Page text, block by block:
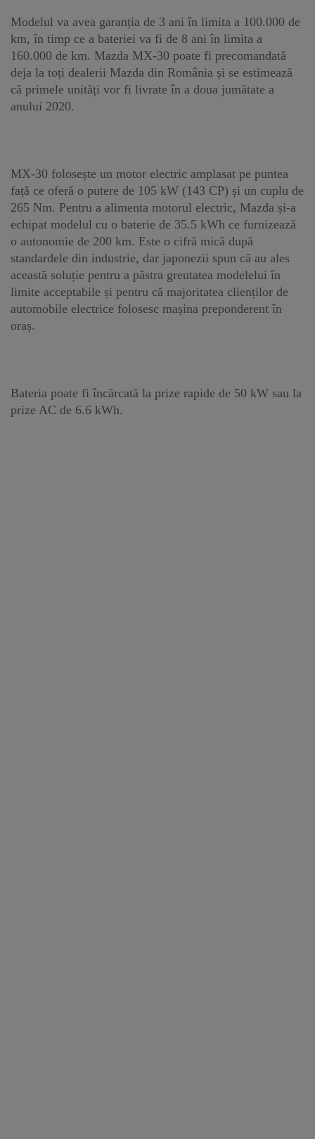
Modelul va avea garanția de 3 ani în limita a 100.000 de
km, în timp ce a bateriei va fi de 8 ani în limita a
160.000 de km. Mazda MX-30 poate fi precomandată
deja la toți dealerii Mazda din România și se estimează
că primele unități vor fi livrate în a doua jumătate a
anului 2020.
MX-30 folosește un motor electric amplasat pe puntea
față ce oferă o putere de 105 kW (143 CP) și un cuplu de
265 Nm. Pentru a alimenta motorul electric, Mazda și-a
echipat modelul cu o baterie de 35.5 kWh ce furnizează
o autonomie de 200 km. Este o cifră mică după
standardele din industrie, dar japonezii spun că au ales
această soluție pentru a păstra greutatea modelelui în
limite acceptabile și pentru că majoritatea clienților de
automobile electrice folosesc mașina preponderent în
oraș.
Bateria poate fi încărcată la prize rapide de 50 kW sau la
prize AC de 6.6 kWh.